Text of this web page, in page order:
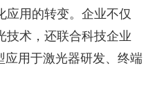
应用的转变。企业不仅
技术，还联合科技企业
应用于激光器研发、终端